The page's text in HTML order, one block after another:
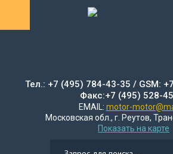
Тел.: +7 (495) 784-43-35 / GSM:
Факс:+7 (495) 528-
EMAIL: motor-
Московская обл., г. Реутов,
Показать на карте